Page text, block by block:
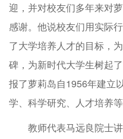
迎，并对校友们多年来对
感谢。他说校友们用实际
了大学培养人才的目标，
碑，为新时代大学生树起
报了萝莉岛自1956年建立
学、科学研究、人才培养
教师代表马远良院士